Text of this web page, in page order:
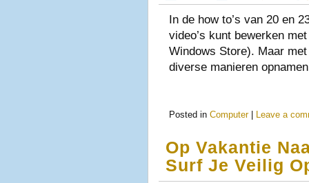
In de how to’s van 20 en
video’s kunt bewerken
Windows Store). Maar
diverse manieren
Posted in Computer Leave a
Op Vakantie
Surf Je Veilig